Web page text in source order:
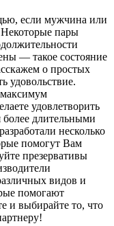
если мужчина или
пары
— такое состояние
о простых
удовольствие.
удовлетворить
более длительными
несколько
помогут Вам
презервативы
видов и
помогают
и выбирайте то, что